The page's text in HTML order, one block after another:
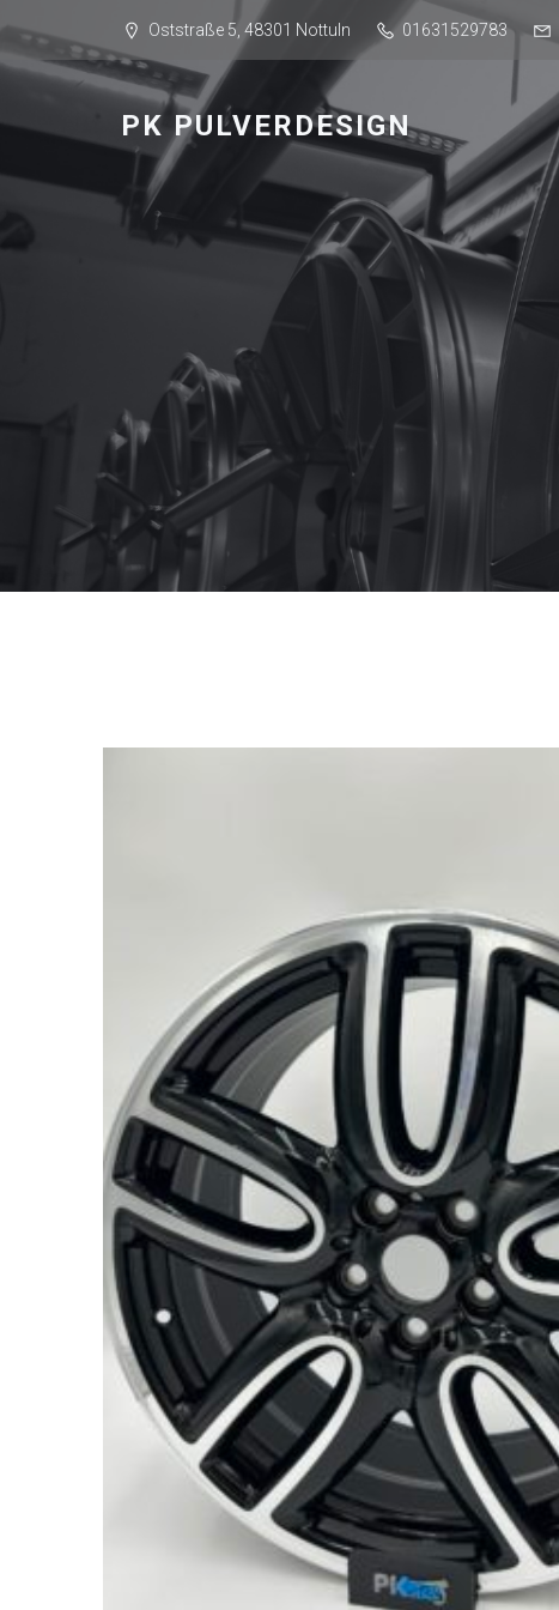
Oststraße 5, 48301 Nottuln 01631529783
PK PULVERDESIGN